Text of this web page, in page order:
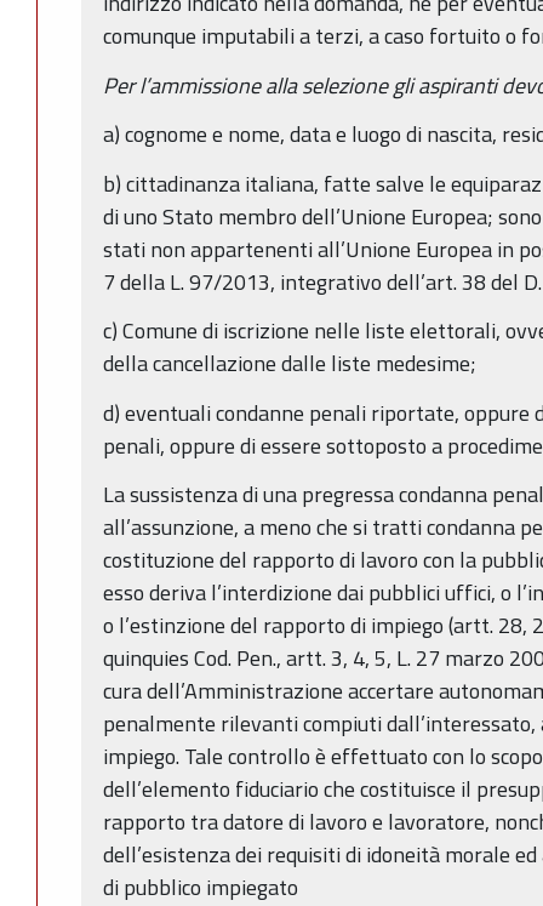
comunque imputabili a terzi, a caso fortuito o
Per l’ammissione alla selezione gli aspiranti
a) cognome e nome, data e luogo di nascita,
b) cittadinanza italiana, fatte salve le
di uno Stato membro dell’Unione Europea;
stati non appartenenti all’Unione Europea in
7 della L. 97/2013, integrativo dell’art. 38 del
c) Comune di iscrizione nelle liste elettorali,
della cancellazione dalle liste medesime;
d) eventuali condanne penali riportate, oppure
penali, oppure di essere sottoposto a
La sussistenza di una pregressa condanna
all’assunzione, a meno che si tratti condanna
costituzione del rapporto di lavoro con la
esso deriva l’interdizione dai pubblici uffici, o
o l’estinzione del rapporto di impiego (artt.
quinquies Cod. Pen., artt. 3, 4, 5, L. 27 marzo
cura dell’Amministrazione accertare
penalmente rilevanti compiuti dall’interessato,
impiego. Tale controllo è effettuato con lo
dell’elemento fiduciario che costituisce il
rapporto tra datore di lavoro e lavoratore,
dell’esistenza dei requisiti di idoneità morale
di pubblico impiegato